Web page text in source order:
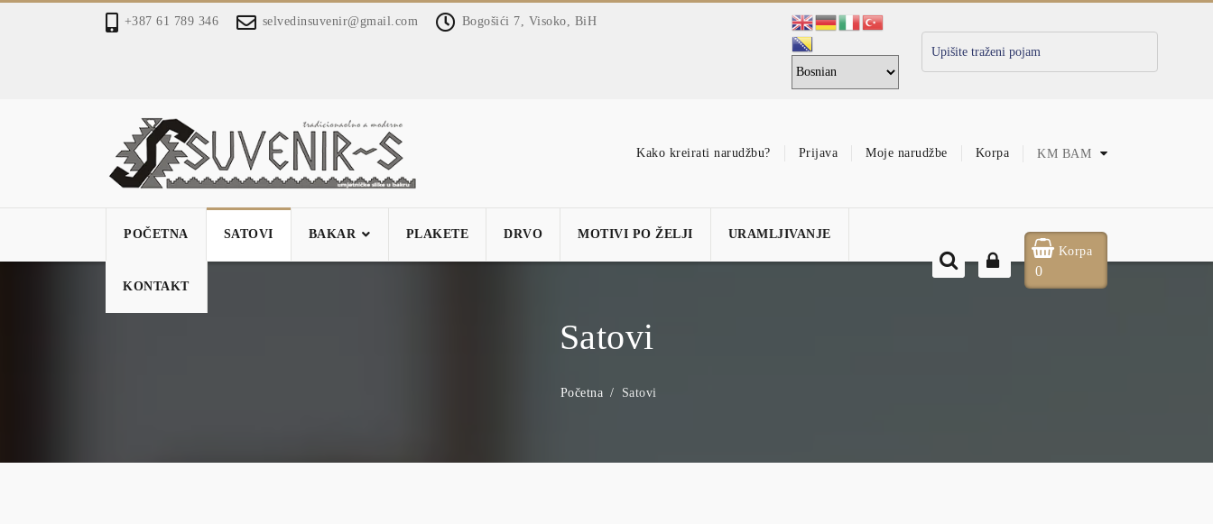
+387 61 789 346 selvedinsuvenir@gmail.com Bogošići 7, Visoko, BiH
Kako kreirati narudžbu? Prijava Moje narudžbe Korpa KM BAM
POČETNA SATOVI BAKAR PLAKETE DRVO MOTIVI PO ŽELJI URAMLJIVANJE
KONTAKT
Korpa
0
Satovi
Početna Satovi